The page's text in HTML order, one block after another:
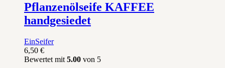
Pflanzenölseife KAFFEE
handgesiedet
EinSeifer
6,50 €
Bewertet mit 5.00 von 5